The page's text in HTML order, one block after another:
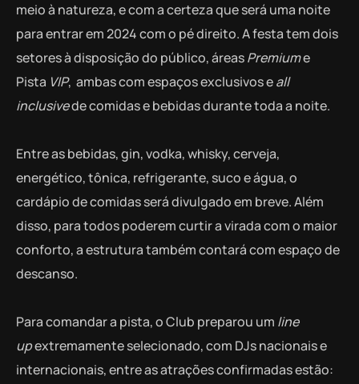
meio à natureza, e com a certeza que será uma noite
para entrar em 2024 com o pé direito. A festa tem dois
setores à disposição do público, áreasPremiume
Pista VIP, ambas com espaços exclusivos eall
inclusivede comidas e bebidas durante toda a noite.
Entre as bebidas, gin, vodka, whisky, cerveja,
energético, tônica, refrigerante, suco e água, o
cardápio de comidas será divulgado em breve. Além
disso, para todos poderem curtir a virada com o maior
conforto, a estrutura também contará com espaço de
descanso.
Para comandar a pista, o Club preparou um line
upextremamente selecionado, com DJs nacionais e
internacionais, entre as atrações confirmadas estão: